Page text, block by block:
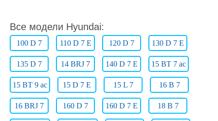
Все модели Hyundai:
100 D 7 110 D 7 E 120 D 7 130 D 7 E
135 D 7 14 BRJ 7 140 D 7 E 15 BT 7 ac
15 BT 9 ac 15 D 7 E 15 L 7 16 B 7
16 BRJ 7 160 D 7 160 D 7 E 18 B 7